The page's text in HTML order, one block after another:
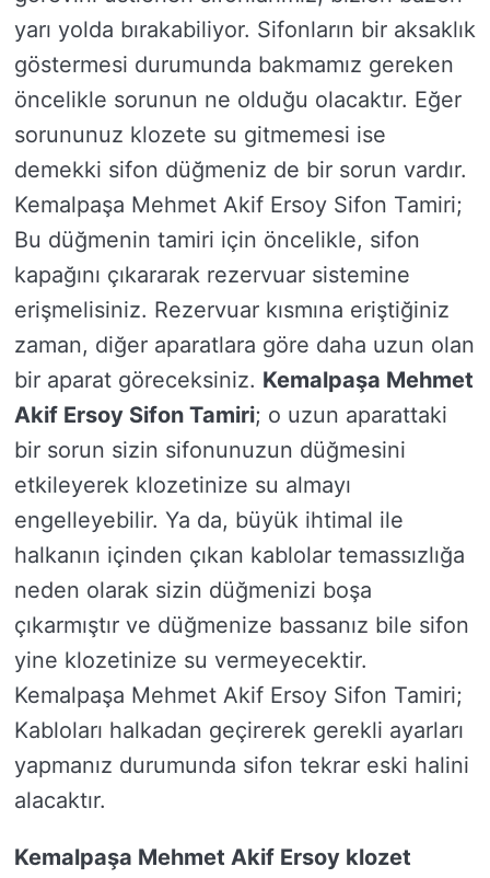
yarı yolda bırakabiliyor. Sifonların bir aksaklık
göstermesi durumunda bakmamız gereken
öncelikle sorunun ne olduğu olacaktır. Eğer
sorununuz klozete su gitmemesi ise
demekki sifon düğmeniz de bir sorun vardır.
Kemalpaşa Mehmet Akif Ersoy Sifon Tamiri;
Bu düğmenin tamiri için öncelikle, sifon
kapağını çıkararak rezervuar sistemine
erişmelisiniz. Rezervuar kısmına eriştiğiniz
zaman, diğer aparatlara göre daha uzun olan
bir aparat göreceksiniz. Kemalpaşa Mehmet
Akif Ersoy Sifon Tamiri; o uzun aparattaki
bir sorun sizin sifonunuzun düğmesini
etkileyerek klozetinize su almayı
engelleyebilir. Ya da, büyük ihtimal ile
halkanın içinden çıkan kablolar temassızlığa
neden olarak sizin düğmenizi boşa
çıkarmıştır ve düğmenize bassanız bile sifon
yine klozetinize su vermeyecektir.
Kemalpaşa Mehmet Akif Ersoy Sifon Tamiri;
Kabloları halkadan geçirerek gerekli ayarları
yapmanız durumunda sifon tekrar eski halini
alacaktır.
Kemalpaşa Mehmet Akif Ersoy klozet